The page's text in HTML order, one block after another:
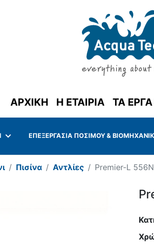
ΑΡΧΙΚΗ (current)
Η ΕΤΑΙΡΙΑ ΤΑ
ΕΠΕΞΕΡΓΑΣΊΑ ΠΌΣΙΜΟΥ &
Πισίνα Αντλίες Premier-L